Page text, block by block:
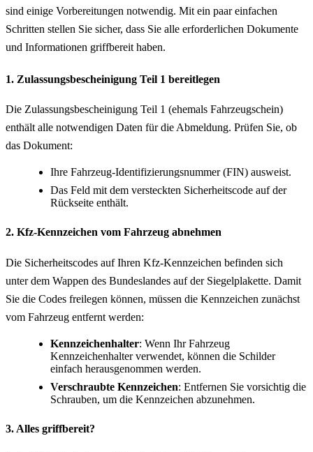
sind einige Vorbereitungen notwendig. Mit ein paar einfachen
Schritten stellen Sie sicher, dass Sie alle erforderlichen Dokumente
und Informationen griffbereit haben.
1. Zulassungsbescheinigung Teil 1 bereitlegen
Die Zulassungsbescheinigung Teil 1 (ehemals Fahrzeugschein)
enthält alle notwendigen Daten für die Abmeldung. Prüfen Sie, ob
das Dokument:
Ihre Fahrzeug-Identifizierungsnummer (FIN) ausweist.
Das Feld mit dem versteckten Sicherheitscode auf der
Rückseite enthält.
2. Kfz-Kennzeichen vom Fahrzeug abnehmen
Die Sicherheitscodes auf Ihren Kfz-Kennzeichen befinden sich
unter dem Wappen des Bundeslandes auf der Siegelplakette. Damit
Sie die Codes freilegen können, müssen die Kennzeichen zunächst
vom Fahrzeug entfernt werden:
Kennzeichenhalter: Wenn Ihr Fahrzeug
Kennzeichenhalter verwendet, können die Schilder
einfach herausgenommen werden.
Verschraubte Kennzeichen: Entfernen Sie vorsichtig die
Schrauben, um die Kennzeichen abzunehmen.
3. Alles griffbereit?